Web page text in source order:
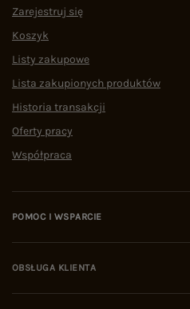
Zarejestruj się
Koszyk
Listy zakupowe
Lista zakupionych produktów
Historia transakcji
Oferty pracy
Współpraca
POMOC I WSPARCIE
OBSŁUGA KLIENTA